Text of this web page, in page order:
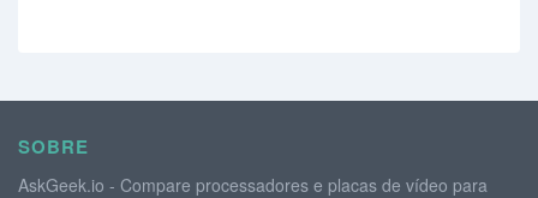
SOBRE
AskGeek.io - Compare processadores e placas de vídeo para